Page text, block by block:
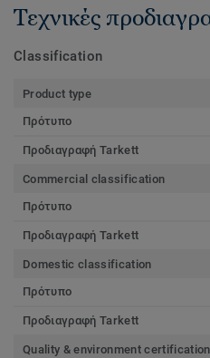
Τεχνικές
Classification
Product type
Πρότυπο
Προδιαγραφή Tarkett
Commercial classification
Πρότυπο
Προδιαγραφή Tarkett
Domestic classification
Πρότυπο
Προδιαγραφή Tarkett
Quality & environment